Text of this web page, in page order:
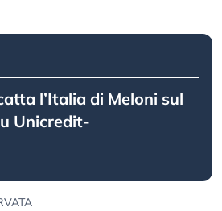
l’Italia di Meloni sul
Unicredit-